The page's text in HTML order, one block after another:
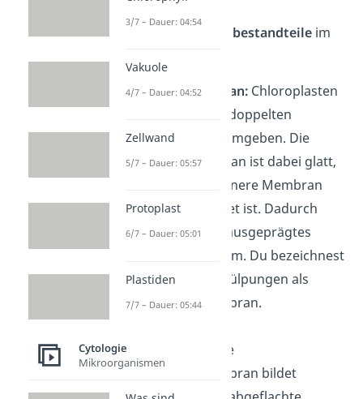
Das sind die Hauptbestandteile im
Doppelmembran: Chloroplasten
sind von einer doppelten
Biomembran
umgeben. Die
äußere Membran ist dabei glatt,
während die innere Membran
stark eingefaltet ist. Dadurch
bildet sich ein ausgeprägtes
Membransystem. Du bezeichnest
die Innenausstülpungen als
Thylakoidmembran.
Die
Thylakoidmembran bildet
3/7 – Dauer: 04:54
Vakuole
4/7 – Dauer: 04:52
Zellwand
5/7 – Dauer: 05:57
Protoplast
6/7 – Dauer: 05:01
Plastiden
7/7 – Dauer: 05:44
Cytologie
Mikroorganismen